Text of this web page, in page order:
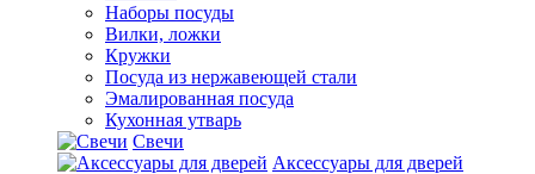
Наборы посуды
Вилки, ложки
Кружки
Посуда из нержавеющей стали
Эмалированная посуда
Кухонная утварь
Свечи
Аксессуары для дверей